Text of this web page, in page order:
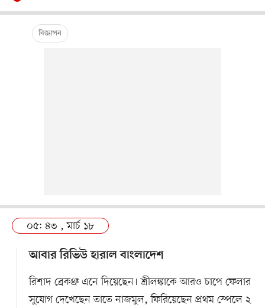
০৫: ৪৩ , মার্চ ১৮
আবার রিভিউ হারাল বাংলাদেশ
রিশাদ ব্রেকথ্রু এনে দিয়েছেন। শ্রীলঙ্কাকে আরও চাপে ফেলার
সুযোগ দেখেছেন তাতে নাজমুল, ফিরিয়েছেন প্রথম স্পেলে ২